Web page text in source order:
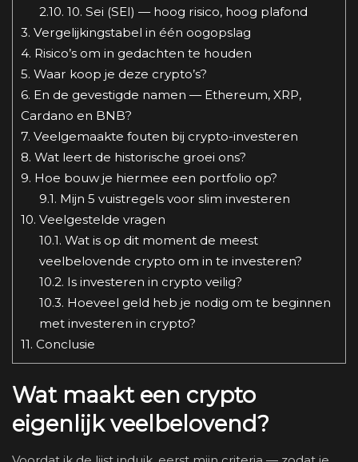
2.10. 10. Sei (SEI) — hoog risico, hoog plafond
3. Vergelijkingstabel in één oogopslag
4. Risico’s om in gedachten te houden
5. Waar koop je deze crypto’s?
6. En de gevestigde namen — Ethereum, XRP,
Cardano en BNB?
7. Veelgemaakte fouten bij crypto-investeren
8. Wat leert de historische groei ons?
9. Hoe bouw je hiermee een portfolio op?
9.1. Mijn 5 vuistregels voor slim investeren
10. Veelgestelde vragen
10.1. Wat is op dit moment de meest
veelbelovende crypto om in te investeren?
10.2. Is investeren in crypto veilig?
10.3. Hoeveel geld heb je nodig om te beginnen
met investeren in crypto?
11. Conclusie
Wat maakt een crypto
eigenlijk veelbelovend?